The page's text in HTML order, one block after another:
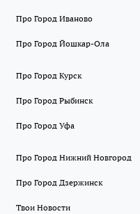
Про Город Иваново
Про Город Йошкар-Ола
Про Город Курск
Про Город Рыбинск
Про Город Уфа
Про Город Нижний Новгород
Про Город Дзержинск
Твои Новости